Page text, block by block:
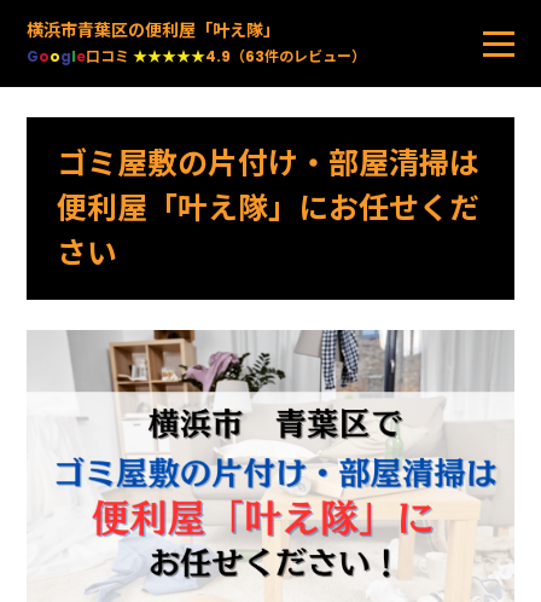
横浜市青葉区の便利屋「叶え隊」
Google口コミ★★★★★4.9（63件のレビュー）
ゴミ屋敷の片付け・部屋清掃は
便利屋「叶え隊」にお任せくだ
さい